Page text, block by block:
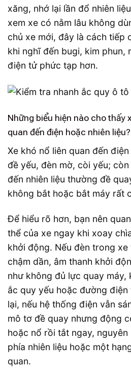
xăng, nhớ lại lần đổ nhiên
xem xe có nằm lâu không
chủ xe mới, đây là cách tiếp
khi nghĩ đến bugi, kim phun,
điện tử phức tạp hơn.
Những biểu hiện nào cho thấy
quan đến điện hoặc nhiên liệu?
Xe khó nổ liên quan đến
đề yếu, đèn mờ, còi yếu;
đến nhiên liệu thường đề
không bắt hoặc bắt máy rất
Để hiểu rõ hơn, bạn nên
thể của xe ngay khi xoay
khởi động. Nếu đèn trong
chậm dần, âm thanh khởi
như không đủ lực quay máy,
ắc quy yếu hoặc đường
lại, nếu hệ thống điện vẫn
mô tơ đề quay nhưng động
hoặc nổ rồi tắt ngay, nguyên
phía nhiên liệu hoặc một
quan.